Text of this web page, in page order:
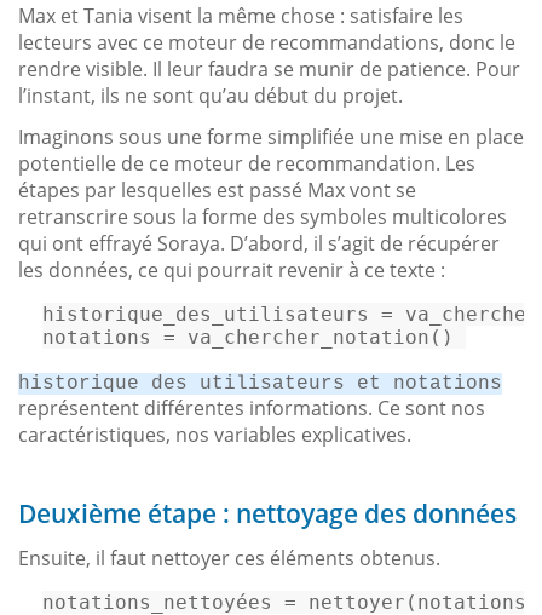
Max et Tania visent la même chose : satisfaire les
lecteurs avec ce moteur de recommandations, donc le
rendre visible. Il leur faudra se munir de patience. Pour
l’instant, ils ne sont qu’au début du projet.
Imaginons sous une forme simplifiée une mise en place
potentielle de ce moteur de recommandation. Les
étapes par lesquelles est passé Max vont se
retranscrire sous la forme des symboles multicolores
qui ont effrayé Soraya. D’abord, il s’agit de récupérer
les données, ce qui pourrait revenir à ce texte :
historique_des_utilisateurs
notations
= va_chercher_notation()
historique des utilisateurs et notations
représentent différentes informations. Ce sont nos
caractéristiques, nos variables explicatives.
Deuxième étape : nettoyage des données
Ensuite, il faut nettoyer ces éléments obtenus.
notations_nettoyées =